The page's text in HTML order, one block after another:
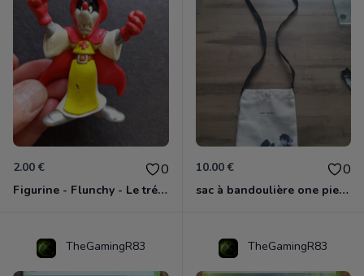
2.00 € 0
Figurine - Flunchy - Le trésor des templiers
10.00 € 0
sac à bandoulière one piece neuf
TheGamingR83 TheGamingR83